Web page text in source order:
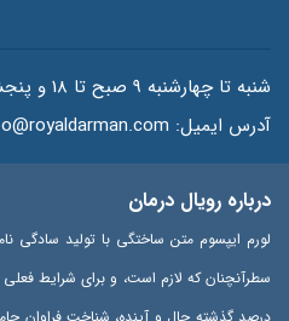
شنبه تا چهارشنبه 9 صبح تا 18 و پنجشنبه 9 صبح تا 13 پاسخگوی شما هستیم.
آدرس ایمیل:
درباره رویال درمان
لورم ایپسوم متن ساختگی با تولید سادگی
سطرآنچنان که لازم است، و برای شرایط فعلی